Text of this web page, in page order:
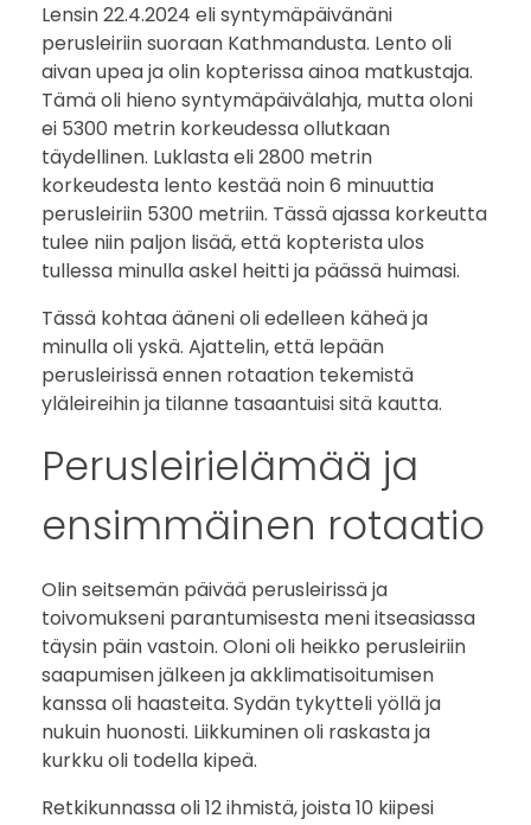
Lensin 22.4.2024 eli syntymäpäivänäni
perusleiriin suoraan Kathmandusta. Lento oli
aivan upea ja olin kopterissa ainoa matkustaja.
Tämä oli hieno syntymäpäivälahja, mutta oloni
ei 5300 metrin korkeudessa ollutkaan
täydellinen. Luklasta eli 2800 metrin
korkeudesta lento kestää noin 6 minuuttia
perusleiriin 5300 metriin. Tässä ajassa korkeutta
tulee niin paljon lisää, että kopterista ulos
tullessa minulla askel heitti ja päässä huimasi.
Tässä kohtaa ääneni oli edelleen käheä ja
minulla oli yskä. Ajattelin, että lepään
perusleirissä ennen rotaation tekemistä
yläleireihin ja tilanne tasaantuisi sitä kautta.
Perusleirielämää ja
ensimmäinen rotaatio
Olin seitsemän päivää perusleirissä ja
toivomukseni parantumisesta meni itseasiassa
täysin päin vastoin. Oloni oli heikko perusleiriin
saapumisen jälkeen ja akklimatisoitumisen
kanssa oli haasteita. Sydän tykytteli yöllä ja
nukuin huonosti. Liikkuminen oli raskasta ja
kurkku oli todella kipeä.
Retkikunnassa oli 12 ihmistä, joista 10 kiipesi